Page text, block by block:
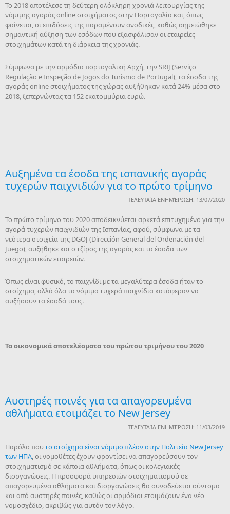
Το 2018 αποτέλεσε τη δεύτερη ολόκληρη χρονιά λειτουργίας της
νόμιμης αγοράς online στοιχήματος στην Πορτογαλία και, όπως
φαίνεται, οι επιδόσεις της παραμένουν ανοδικές, καθώς σημειώθηκε
σημαντική αύξηση των εσόδων που εξασφάλισαν οι εταιρείες
στοιχημάτων κατά τη διάρκεια της χρονιάς.
Σύμφωνα με την αρμόδια πορτογαλική Αρχή, την SRIJ (Serviço
Regulação e Inspeção de Jogos do Turismo de Portugal), τα έσοδα της
αγοράς online στοιχήματος της χώρας αυξήθηκαν κατά 24% μέσα στο
2018, ξεπερνώντας τα 152 εκατομμύρια ευρώ.
Αυξημένα τα έσοδα της ισπανικής αγοράς
τυχερών παιχνιδιών για το πρώτο τρίμηνο
ΤΕΛΕΥΤΑΊΑ ΕΝΗΜΈΡΩΣΗ: 13/07/2020
Το πρώτο τρίμηνο του 2020 αποδεικνύεται αρκετά επιτυχημένο για την
αγορά τυχερών παιχνιδιών της Ισπανίας, αφού, σύμφωνα με τα
νεότερα στοιχεία της DGOJ (Dirección General del Ordenación del
Juego), αυξήθηκε και ο τζίρος της αγοράς και τα έσοδα των
στοιχηματικών εταιρειών.
Όπως είναι φυσικό, το παιχνίδι με τα μεγαλύτερα έσοδα ήταν το
στοίχημα, αλλά όλα τα νόμιμα τυχερά παιχνίδια κατάφεραν να
αυξήσουν τα έσοδά τους.
Τα οικονομικά αποτελέσματα του πρώτου τριμήνου του 2020
Αυστηρές ποινές για τα απαγορευμένα
αθλήματα ετοιμάζει το New Jersey
ΤΕΛΕΥΤΑΊΑ ΕΝΗΜΈΡΩΣΗ: 11/03/2019
Παρόλο που το στοίχημα είναι νόμιμο πλέον στην Πολιτεία New Jersey
των ΗΠΑ, οι νομοθέτες έχουν φροντίσει να απαγορεύσουν τον
στοιχηματισμό σε κάποια αθλήματα, όπως οι κολεγιακές
διοργανώσεις. Η προσφορά υπηρεσιών στοιχηματισμού σε
απαγορευμένα αθλήματα και διοργανώσεις θα συνοδεύεται σύντομα
και από αυστηρές ποινές, καθώς οι αρμόδιοι ετοιμάζουν ένα νέο
νομοσχέδιο, ακριβώς για αυτόν τον λόγο.